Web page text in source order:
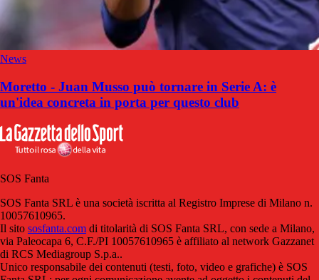
News
Moretto - Juan Musso può tornare in Serie A: è
un'idea concreta in porta per questo club
SOS Fanta
SOS Fanta SRL è una società iscritta al Registro Imprese di Milano n.
10057610965.
Il sito sosfanta.com di titolarità di SOS Fanta SRL, con sede a Milano,
via Paleocapa 6, C.F./PI 10057610965 è affiliato al network Gazzanet
di RCS Mediagroup S.p.a..
Unico responsabile dei contenuti (testi, foto, video e grafiche) è SOS